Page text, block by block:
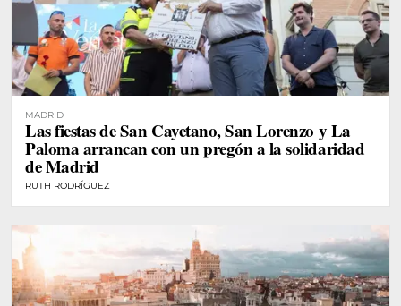
MADRID
Las fiestas de San Cayetano, San Lorenzo y La
Paloma arrancan con un pregón a la solidaridad
de Madrid
RUTH RODRÍGUEZ